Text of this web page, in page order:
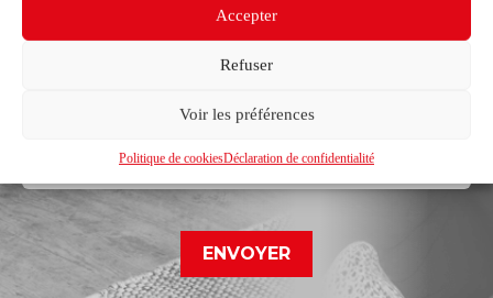
Accepter
Refuser
Voir les préférences
Politique de cookiesDéclaration de confidentialité
Déclaration de confidentialité*
Je reconnais avoir pris connaissance de la déclaration de
confidentialité